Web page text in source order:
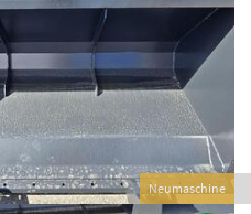
Neumaschine